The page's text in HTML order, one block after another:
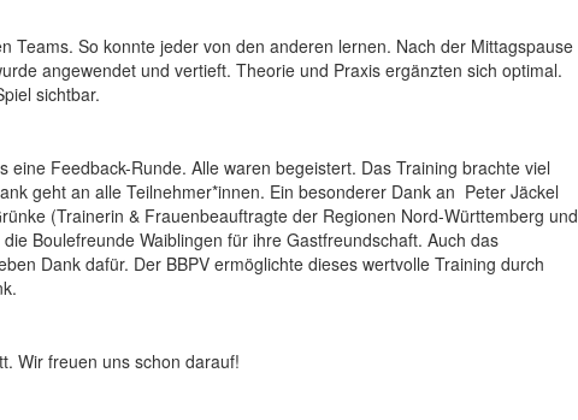
Teams. So konnte jeder von den anderen lernen. Nach der Mittagspause
angewendet und vertieft. Theorie und Praxis ergänzten sich optimal.
sichtbar.
eine Feedback-Runde. Alle waren begeistert. Das Training brachte viel
geht an alle Teilnehmer*innen. Ein besonderer Dank an Peter Jäckel
(Trainerin & Frauenbeauftragte der Regionen Nord-Württemberg und
Boulefreunde Waiblingen für ihre Gastfreundschaft. Auch das
Dank dafür. Der BBPV ermöglichte dieses wertvolle Training durch
Wir freuen uns schon darauf!